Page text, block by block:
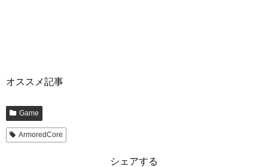
オススメ記事
Game
ArmoredCore
シェアする